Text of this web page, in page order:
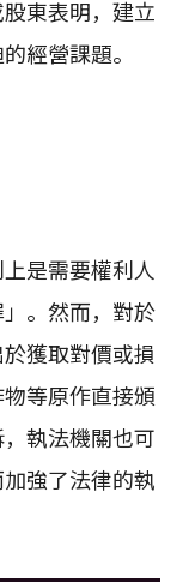
東表明，建立
經營課題。
是需要權利人
。然而，對於
獲取對價或損
等原作直接頒
執法機關也可
強了法律的執